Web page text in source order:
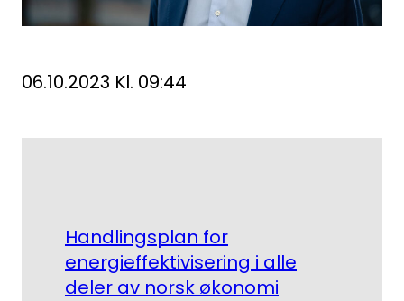
06.10.2023 Kl. 09:44
Handlingsplan for
energieffektivisering i alle
deler av norsk økonomi